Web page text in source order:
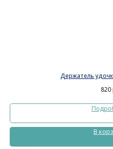
Держатель
820
В